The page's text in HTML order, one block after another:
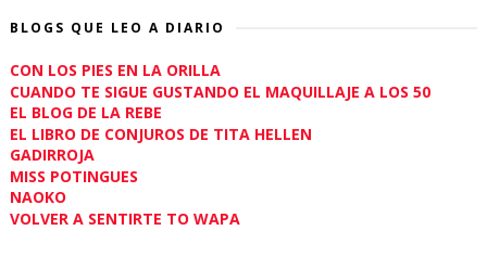
BLOGS QUE LEO A DIARIO
CON LOS PIES EN LA ORILLA
CUANDO TE SIGUE GUSTANDO EL MAQUILLAJE A LOS 50
EL BLOG DE LA REBE
EL LIBRO DE CONJUROS DE TITA HELLEN
GADIRROJA
MISS POTINGUES
NAOKO
VOLVER A SENTIRTE TO WAPA